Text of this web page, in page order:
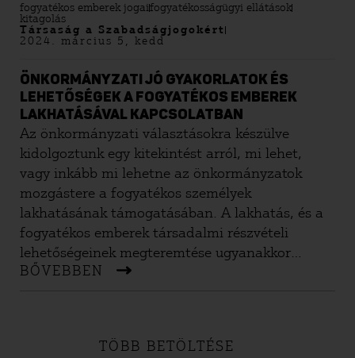
fogyatékos emberek jogaifogyatékosságügyi ellátások
kitagolás
Társaság a Szabadságjogokért
2024. március 5, kedd
ÖNKORMÁNYZATI JÓ GYAKORLATOK ÉS
LEHETŐSÉGEK A FOGYATÉKOS EMBEREK
LAKHATÁSÁVAL KAPCSOLATBAN
Az önkormányzati választásokra készülve
kidolgoztunk egy kitekintést arról, mi lehet,
vagy inkább mi lehetne az önkormányzatok
mozgástere a fogyatékos személyek
lakhatásának támogatásában. A lakhatás, és a
fogyatékos emberek társadalmi részvételi
lehetőségeinek megteremtése ugyanakkor
emberi jogokat érintő területek, és ekként állami
BŐVEBBEN
TÖBB BETÖLTÉSE